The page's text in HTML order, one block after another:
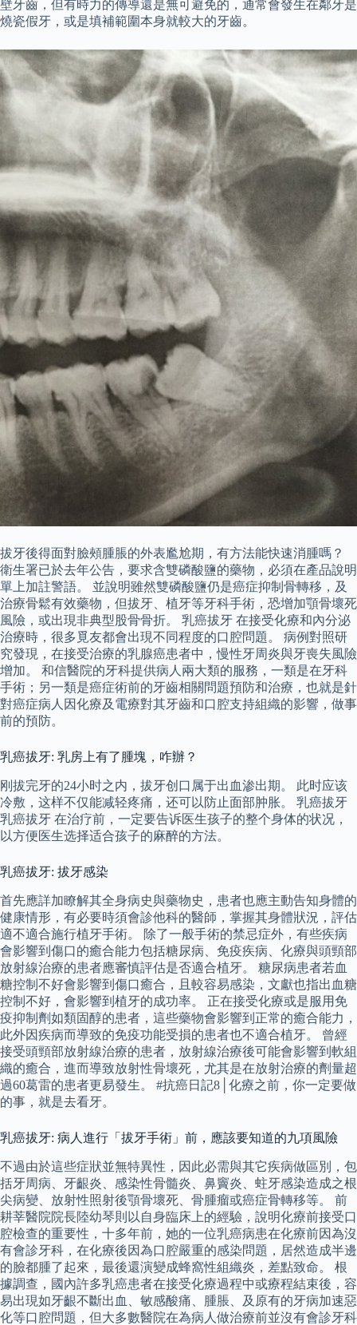
壁牙齒，但有時力的傳導還是無可避免的，通常會發生在鄰牙是
燒瓷假牙，或是填補範圍本身就較大的牙齒。
拔牙後得面對臉頰腫脹的外表尷尬期，有方法能快速消腫嗎？
衛生署已於去年公告，要求含雙磷酸鹽的藥物，必須在產品說明
單上加註警語。 並說明雖然雙磷酸鹽仍是癌症抑制骨轉移，及
治療骨鬆有效藥物，但拔牙、植牙等牙科手術，恐增加顎骨壞死
風險，或出現非典型股骨骨折。 乳癌拔牙 在接受化療和內分泌
治療時，很多覓友都會出現不同程度的口腔問題。 病例對照研
究發現，在接受治療的乳腺癌患者中，慢性牙周炎與牙喪失風險
增加。 和信醫院的牙科提供病人兩大類的服務，一類是在牙科
手術；另一類是癌症術前的牙齒相關問題預防和治療，也就是針
對癌症病人因化療及電療對其牙齒和口腔支持組織的影響，做事
前的預防。
乳癌拔牙: 乳房上有了腫塊，咋辦？
刚拔完牙的24小时之内，拔牙创口属于出血渗出期。 此时应该
冷敷，这样不仅能减轻疼痛，还可以防止面部肿胀。 乳癌拔牙
乳癌拔牙 在治疗前，一定要告诉医生孩子的整个身体的状况，
以方便医生选择适合孩子的麻醉的方法。
乳癌拔牙: 拔牙感染
首先應詳加瞭解其全身病史與藥物史，患者也應主動告知身體的
健康情形，有必要時須會診他科的醫師，掌握其身體狀況，評估
適不適合施行植牙手術。 除了一般手術的禁忌症外，有些疾病
會影響到傷口的癒合能力包括糖尿病、免疫疾病、化療與頭頸部
放射線治療的患者應審慎評估是否適合植牙。 糖尿病患者若血
糖控制不好會影響到傷口癒合，且較容易感染，文獻也指出血糖
控制不好，會影響到植牙的成功率。 正在接受化療或是服用免
疫抑制劑如類固醇的患者，這些藥物會影響到正常的癒合能力，
此外因疾病而導致的免疫功能受損的患者也不適合植牙。 曾經
接受頭頸部放射線治療的患者，放射線治療後可能會影響到軟組
織的癒合，進而導致放射性骨壞死，尤其是在放射治療的劑量超
過60葛雷的患者更易發生。 #抗癌日記8│化療之前，你一定要做
的事，就是去看牙。
乳癌拔牙: 病人進行「拔牙手術」前，應該要知道的九項風險
不過由於這些症狀並無特異性，因此必需與其它疾病做區別，包
括牙周病、牙齦炎、感染性骨髓炎、鼻竇炎、蛀牙感染造成之根
尖病變、放射性照射後顎骨壞死、骨腫瘤或癌症骨轉移等。 前
耕莘醫院院長陸幼琴則以自身臨床上的經驗，說明化療前接受口
腔檢查的重要性，十多年前，她的一位乳癌病患在化療前因為沒
有會診牙科，在化療後因為口腔嚴重的感染問題，居然造成半邊
的臉都腫了起來，最後還演變成蜂窩性組織炎，差點致命。 根
據調查，國內許多乳癌患者在接受化療過程中或療程結束後，容
易出現如牙齦不斷出血、敏感酸痛、腫脹、及原有的牙病加速惡
化等口腔問題，但大多數醫院在為病人做治療前並沒有會診牙科